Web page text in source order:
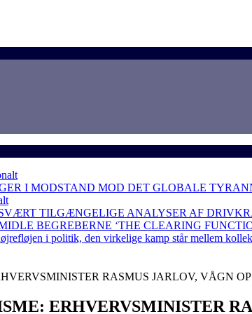
I MODSTAND MOD DET GLOBALE
TILGÆNGELIGE ANALYSER AF
BEGREBERNE ‘THE CLEARING
i politik, den virkelige kamp står mellem
RASMUS JARLOV, VÅGN
ERHVERVSMINISTER